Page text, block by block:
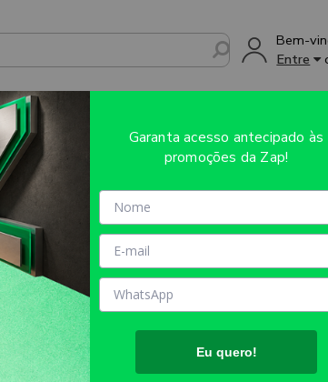
Bem-
Entre
TAMANHO M 220X370MM -
Sobre o produto
Evite refugos e erros de impressão. Conheça os
MATÉRIA PRIMA:Kraft 80g
TAMANHO FINAL DO PRODUTO:
aproximadamente.
TIPO DE IMPRESSÃO: SILK
Garanta acesso antecipado às
promoções da Zap!
Eu quero!